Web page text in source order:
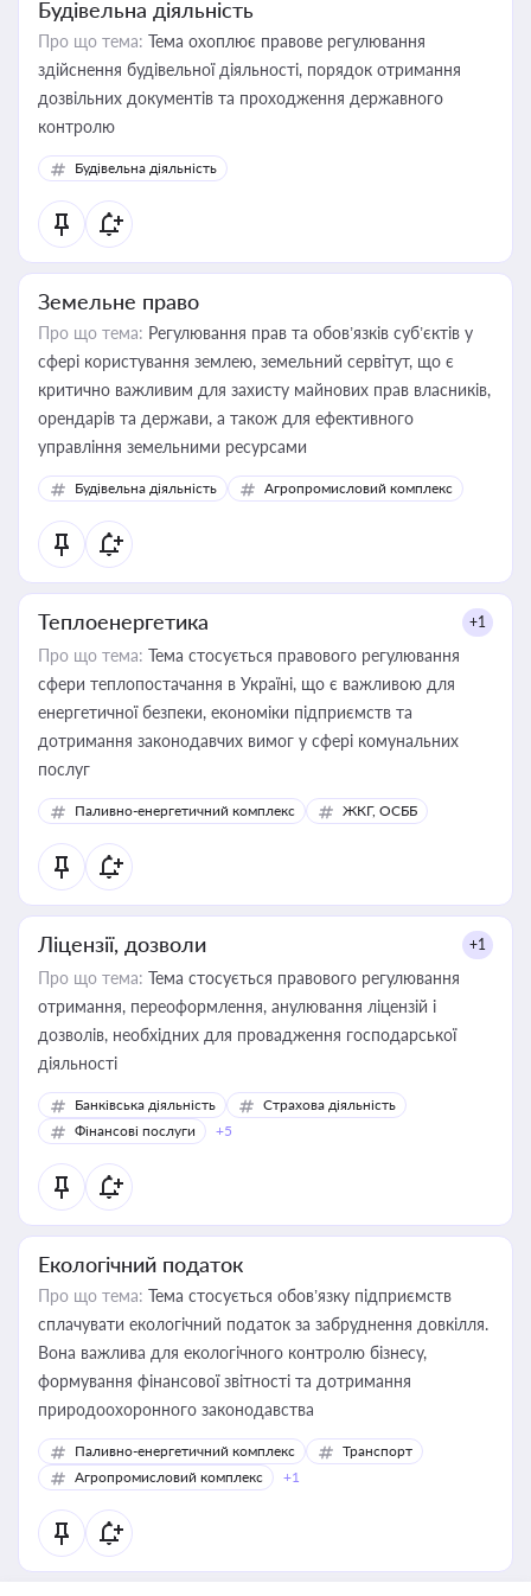
Будівельна діяльність
Про що тема: Тема охоплює правове регулювання
здійснення будівельної діяльності, порядок отримання
дозвільних документів та проходження державного
контролю
Будівельна діяльність
Земельне право
Про що тема: Регулювання прав та обов’язків суб’єктів у
сфері користування землею, земельний сервітут, що є
критично важливим для захисту майнових прав власників,
орендарів та держави, а також для ефективного
управління земельними ресурсами
Будівельна діяльність Агропромисловий комплекс
Теплоенергетика +1
Про що тема: Тема стосується правового регулювання
сфери теплопостачання в Україні, що є важливою для
енергетичної безпеки, економіки підприємств та
дотримання законодавчих вимог у сфері комунальних
послуг
Паливно-енергетичний комплекс ЖКГ, ОСББ
Ліцензії, дозволи +1
Про що тема: Тема стосується правового регулювання
отримання, переоформлення, анулювання ліцензій і
дозволів, необхідних для провадження господарської
діяльності
Банківська діяльність
Страхова діяльність
Фінансові послуги
+5
Екологічний податок
Про що тема: Тема стосується обов’язку підприємств
сплачувати екологічний податок за забруднення довкілля.
Вона важлива для екологічного контролю бізнесу,
формування фінансової звітності та дотримання
природоохоронного законодавства
Паливно-енергетичний комплекс
Транспорт
Агропромисловий комплекс
+1